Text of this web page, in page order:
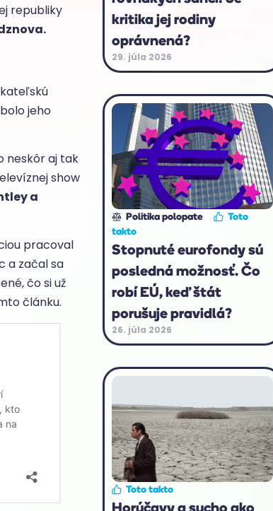
republiky
jeho
neskôr aj tak
show
a
pracoval
a začal sa
čo si už
článku.
kritika jej rodiny
oprávnená?
29. júla 2026
Politika polopate
Toto
takto
Stopnuté eurofondy sú
posledná možnosť. Čo
robí EÚ, keď štát
porušuje pravidlá?
26. júla 2026
Toto takto
Horúčavy a sucho ako